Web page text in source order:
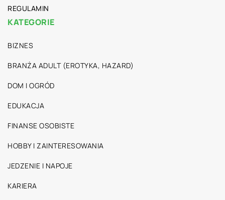
REGULAMIN
KATEGORIE
BIZNES
BRANŻA ADULT (EROTYKA, HAZARD)
DOM I OGRÓD
EDUKACJA
FINANSE OSOBISTE
HOBBY I ZAINTERESOWANIA
JEDZENIE I NAPOJE
KARIERA